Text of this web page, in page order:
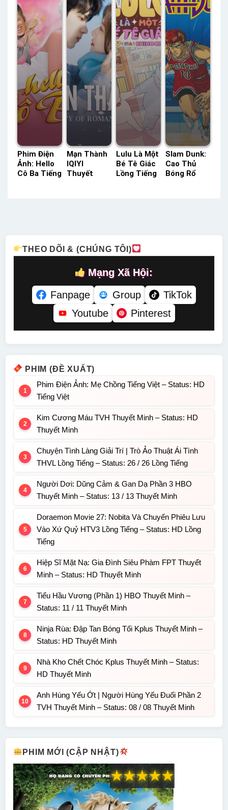
Tiếng
Phim Điện
Ảnh: Hello
Cô Ba Tiếng
Mạn Thành
IQIYI
Thuyết
Lulu Là Một
Bé Tê Giác
Lồng Tiếng
Slam Dunk:
Cao Thủ
Bóng Rổ
THEO DÕI & (CHÚNG TÔI)
Mạng Xã Hội:
Fanpage
Group
TikTok
Youtube
Pinterest
PHIM (ĐỀ XUẤT)
Phim Điện Ảnh: Mẹ Chồng Tiếng Việt – Status: HD
Tiếng Việt
Kim Cương Máu TVH Thuyết Minh – Status: HD
Thuyết Minh
Chuyện Tình Làng Giải Trí | Trò Ảo Thuật Ái Tình
THVL Lồng Tiếng – Status: 26 / 26 Lồng Tiếng
Người Dơi: Dũng Cảm & Gan Dạ Phần 3 HBO
Thuyết Minh – Status: 13 / 13 Thuyết Minh
Doraemon Movie 27: Nobita Và Chuyến Phiêu Lưu
Vào Xứ Quỷ HTV3 Lồng Tiếng – Status: HD Lồng
Tiếng
Hiệp Sĩ Mặt Nạ: Gia Đình Siêu Phàm FPT Thuyết
Minh – Status: HD Thuyết Minh
Tiểu Hầu Vương (Phần 1) HBO Thuyết Minh –
Status: 11 / 11 Thuyết Minh
Ninja Rùa: Đập Tan Bóng Tối Kplus Thuyết Minh –
Status: HD Thuyết Minh
Nhà Kho Chết Chóc Kplus Thuyết Minh – Status:
HD Thuyết Minh
Anh Hùng Yếu Ớt | Người Hùng Yếu Đuối Phần 2
TVH Thuyết Minh – Status: 08 / 08 Thuyết Minh
PHIM MỚI (CẬP NHẬT)
★
★
★
★
★